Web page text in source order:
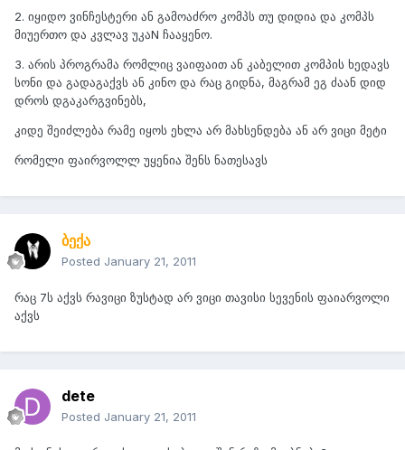
2. იყიდო ვინჩესტერი ან გამოაძრო კომპს თუ დიდია და კომპს
მიუერთო და კვლავ უკაN ჩააყენო.
3. არის პროგრამა რომლიც ვაიფაით ან კაბელით კომპის ხედავს
სონი და გადაგაქვს ან კინო და რაც გიდნა, მაგრამ ეგ ძაან დიდ
დროს დგაკარგვინებს,
კიდე შეიძლება რამე იყოს ეხლა არ მახსენდება ან არ ვიცი მეტი
რომელი ფაირვოლლ უყენია შენს ნათესავს
ბექა
Posted January 21, 2011
რაც 7ს აქვს რავიცი ზუსტად არ ვიცი თავისი სევენის ფაიარვოლი
აქვს
dete
Posted January 21, 2011